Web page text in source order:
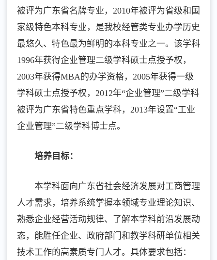
被评为广东省名牌专业，2010年被评为省级和国
家级特色本科专业，是我校经管类专业办学历史
最悠久、特色最为鲜明的本科专业之一。该学科
1996年获得企业管理二级学科硕士点授予权，
2003年获得MBA的办学资格，2005年获得一级
学科硕士点授予权，2012年“企业管理”二级学科
被评为广东省特色重点学科，2013年设置“工业
企业管理”二级学科博士点。
培养目标：
本学科面向广东省社会经济发展对工商管理
人才需求，培养系统掌握本领域专业理论知识、
熟悉企业经营活动规律、了解本学科前沿发展动
态，能胜任企业、政府部门和教学科研单位相关
技术工作的高素质专门人才。具体要求包括：